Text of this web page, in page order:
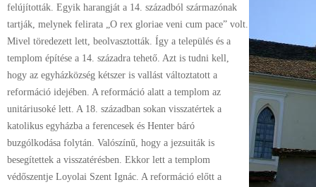
felújították. Egyik harangját a 14. századból származónak
tartják, melynek felirata „O rex gloriae veni cum pace” volt.
Mivel töredezett lett, beolvasztották. Így a település és a
templom építése a 14. századra tehető. Azt is tudni kell,
hogy az egyházközség kétszer is vallást változtatott a
reformáció idejében. A reformáció alatt a templom az
unitáriusoké lett. A 18. században sokan visszatértek a
katolikus egyházba a ferencesek és Henter báró
buzgólkodása folytán. Valószínű, hogy a jezsuiták is
besegítettek a visszatérésben. Ekkor lett a templom
védőszentje Loyolai Szent Ignác. A reformáció előtt a